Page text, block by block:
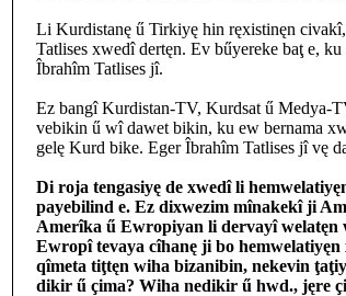
Li Kurdistanę ű Tirkiyę hin ręxistinęn
Tatlises xwedî dertęn. Ev bűyereke baţ e,
Îbrahîm Tatlises jî.
Ez bangî Kurdistan-TV, Kurdsat ű Medya-
vebikin ű wî dawet bikin, ku ew bernama
gelę Kurd bike. Eger Îbrahîm Tatlises jî vę
Di roja tengasiyę de xwedî li
payebilind e. Ez dixwezim mînakekî ji
Amerîka ű Ewropiyan li dervayî welatęn
Ewropî tevaya cîhanę ji bo
qîmeta tiţtęn wiha bizanibin, nekevin
dikir ű çima? Wiha nedikir ű hwd., jęre